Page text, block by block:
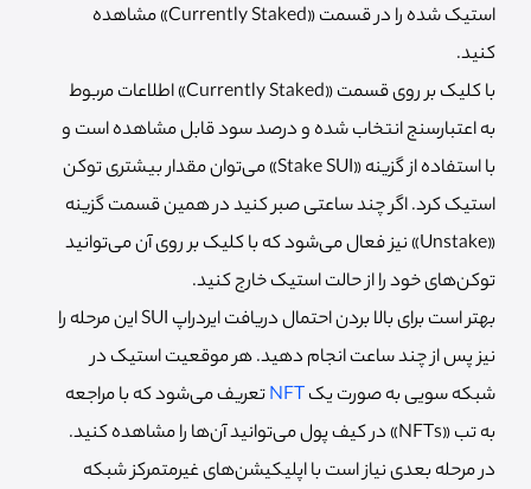
استیک شده را در قسمت «Currently Staked» مشاهده
کنید.
با کلیک بر روی قسمت «Currently Staked» اطلاعات مربوط
به اعتبارسنج انتخاب شده و درصد سود قابل مشاهده است و
با استفاده از گزینه «Stake SUI» می‌توان مقدار بیشتری توکن
استیک کرد. اگر چند ساعتی صبر کنید در همین قسمت گزینه
«Unstake» نیز فعال می‌شود که با کلیک بر روی آن می‌توانید
توکن‌های خود را از حالت استیک خارج کنید.
بهتر است برای بالا بردن احتمال دریافت ایردراپ SUI این مرحله را
نیز پس از چند ساعت انجام دهید. هر موقعیت استیک در
شبکه سویی به صورت یکNFTتعریف می‌شود که با مراجعه
به تب «NFTs» در کیف پول می‌توانید آن‌ها را مشاهده کنید.
در مرحله بعدی نیاز است با اپلیکیشن‌های غیرمتمرکز شبکه